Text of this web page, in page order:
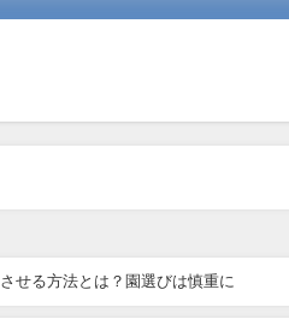
せる方法とは？園選びは慎重に